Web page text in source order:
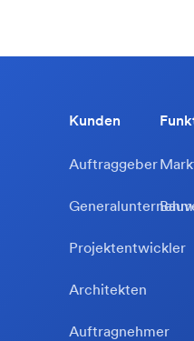
Kunden
Auftraggeber
Projektentwickler
Architekten
Auftragnehmer